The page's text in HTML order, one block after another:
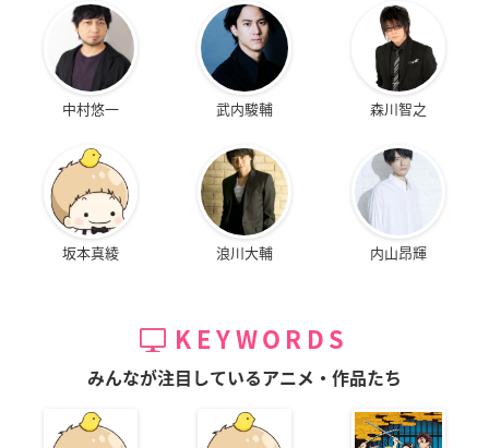
中村悠一 武内駿輔 森川智之
坂本真綾 浪川大輔 内山昂輝
KEYWORDS
みんなが注目しているアニメ・作品たち